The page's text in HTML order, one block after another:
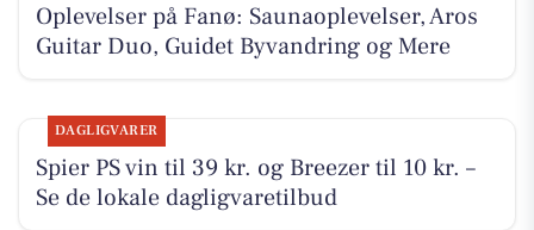
Oplevelser på Fanø: Saunaoplevelser, Aros
Guitar Duo, Guidet Byvandring og Mere
DAGLIGVARER
Spier PS vin til 39 kr. og Breezer til 10 kr. –
Se de lokale dagligvaretilbud